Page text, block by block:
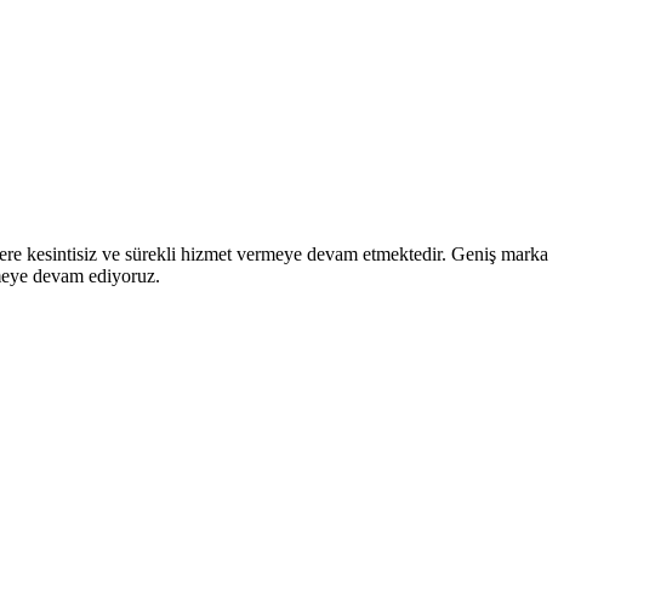
kesintisiz ve sürekli hizmet vermeye devam etmektedir. Geniş marka
devam ediyoruz.